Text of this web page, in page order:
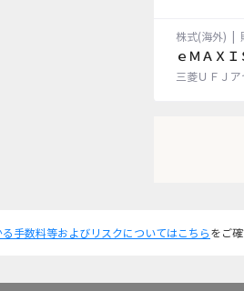
株式(海外)
ｅＭＡＸ
三菱ＵＦＪ
手数料等およびリスクについてはこちら をご